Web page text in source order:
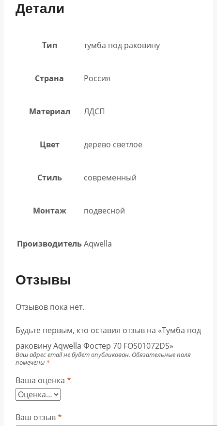
Детали
Тип тумба под раковину
Страна Россия
Материал ЛДСП
Цвет дерево светлое
Стиль современный
Монтаж подвесной
ПроизводительAqwella
Отзывы
Отзывов пока нет.
Будьте первым, кто оставил отзыв на «Тумба под
раковину Aqwella Фостер 70 FOS01072DS»
Ваш адрес email не будет опубликован. Обязательные поля
помечены *
Ваша оценка *
Ваш отзыв*